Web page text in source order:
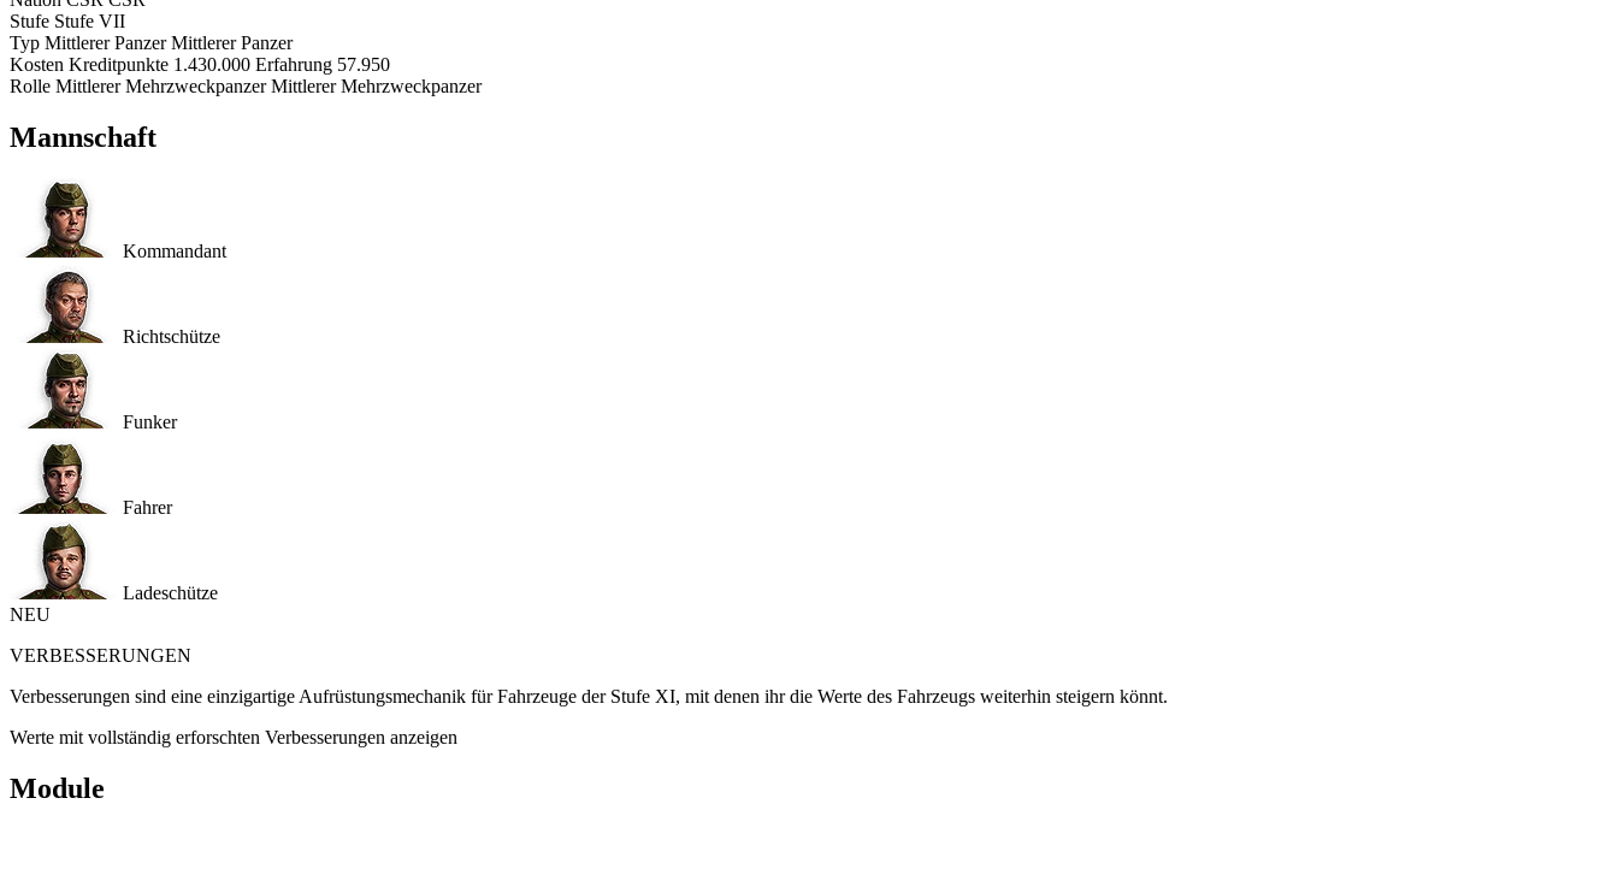
Stufe Stufe VII
Typ Mittlerer Panzer Mittlerer Panzer
Kosten Kreditpunkte 1.430.000 Erfahrung 57.950
Rolle Mittlerer Mehrzweckpanzer Mittlerer Mehrzweckpanzer
Mannschaft
Kommandant
Richtschütze
Funker
Fahrer
Ladeschütze
NEU
VERBESSERUNGEN
Verbesserungen sind eine einzigartige Aufrüstungsmechanik für Fahrzeuge der Stufe XI, mit denen ihr die Werte des Fahrzeugs weiterhin steigern könnt.
Werte mit vollständig erforschten Verbesserungen anzeigen
Module